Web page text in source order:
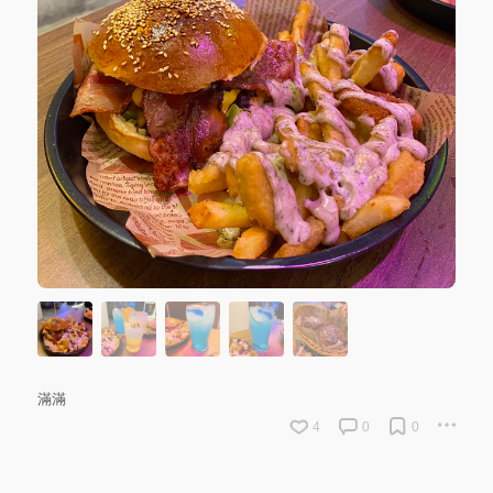
滿滿
4 0 0